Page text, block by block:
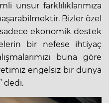
unsur farklılıklarımıza
Bizler özel
ekonomik destek
bir nefese ihtiyaç
buna göre
engelsiz bir dünya
dedi.